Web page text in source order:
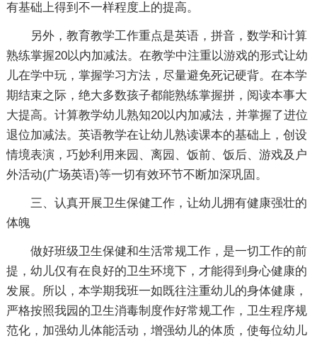
有基础上得到不一样程度上的提高。
另外，教育教学工作重点是英语，拼音，数学和计算
熟练掌握20以内加减法。在教学中注重以游戏的形式让幼
儿在学中玩，掌握学习方法，尽量避免死记硬背。在本学
期结束之际，绝大多数孩子都能熟练掌握拼，阅读本事大
大提高。计算教学幼儿熟知20以内加减法，并掌握了进位
退位加减法。英语教学在让幼儿熟读课本的基础上，创设
情境表演，巧妙利用来园、离园、饭前、饭后、游戏及户
外活动(广场英语)等一切有效环节不断加深巩固。
三、认真开展卫生保健工作，让幼儿拥有健康强壮的
体魄
做好班级卫生保健和生活常规工作，是一切工作的前
提，幼儿仅有在良好的卫生环境下，才能得到身心健康的
发展。所以，本学期我班一如既往注重幼儿的身体健康，
严格按照我园的卫生消毒制度作好常规工作，卫生程序规
范化，加强幼儿体能活动，增强幼儿的体质，使每位幼儿